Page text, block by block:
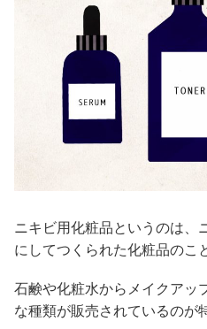
ニキビ用化粧品というのは、
にしてつくられた化粧品のこ
石鹸や化粧水からメイクアッ
な種類が販売されているのが